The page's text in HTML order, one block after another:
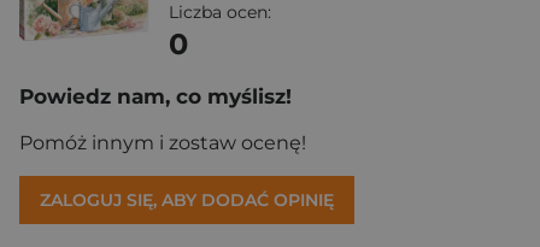
Liczba ocen:
0
Powiedz nam, co myślisz!
Pomóż innym i zostaw ocenę!
ZALOGUJ SIĘ, ABY DODAĆ OPINIĘ